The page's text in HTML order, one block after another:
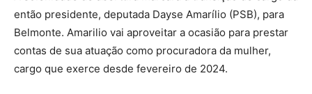
então presidente, deputada Dayse Amarílio (PSB), para
Belmonte. Amarilio vai aproveitar a ocasião para prestar
contas de sua atuação como procuradora da mulher,
cargo que exerce desde fevereiro de 2024.